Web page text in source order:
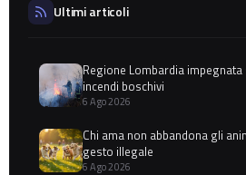
Ultimi articoli
Regione Lombardia
incendi boschivi
6 Ago 2026
Chi ama non abbandona gli
gesto illegale
6 Ago 2026